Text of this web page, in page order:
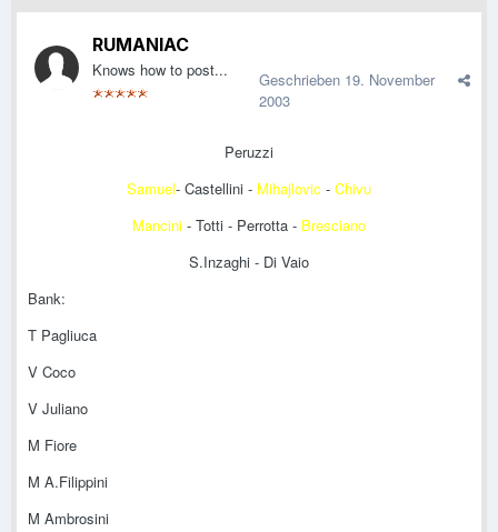
RUMANIAC
Knows how to post... Geschrieben 19. November
2003
Peruzzi
Samuel- Castellini - Mihajlovic - Chivu
Mancini - Totti - Perrotta - Bresciano
S.Inzaghi - Di Vaio
Bank:
T Pagliuca
V Coco
V Juliano
M Fiore
M A.Filippini
M Ambrosini